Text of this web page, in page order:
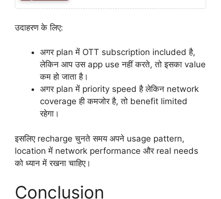
उदाहरण के लिए:
अगर plan में OTT subscription included है,
लेकिन आप उस app use नहीं करते, तो इसका value
कम हो जाता है।
अगर plan में priority speed है लेकिन network
coverage ही कमजोर है, तो benefit limited
रहेगा।
इसलिए recharge चुनते समय अपने usage pattern,
location में network performance और real needs
को ध्यान में रखना चाहिए।
Conclusion